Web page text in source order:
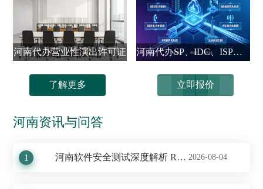
了解更多 立即报价
河南代办营业性演出许可证 河南代办SP、IDC、ISP、CDN、呼叫中心、VPN
河南资讯与问答
1 河南软件安全测试深度解析 Report 2026-08-04